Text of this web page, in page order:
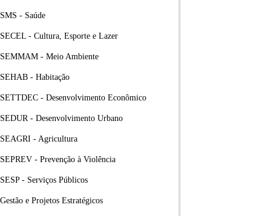
SMS - Saúde
SECEL - Cultura, Esporte e Lazer
SEMMAM - Meio Ambiente
SEHAB - Habitação
SETTDEC - Desenvolvimento Econômico
SEDUR - Desenvolvimento Urbano
SEAGRI - Agricultura
SEPREV - Prevenção à Violência
SESP - Serviços Públicos
Gestão e Projetos Estratégicos